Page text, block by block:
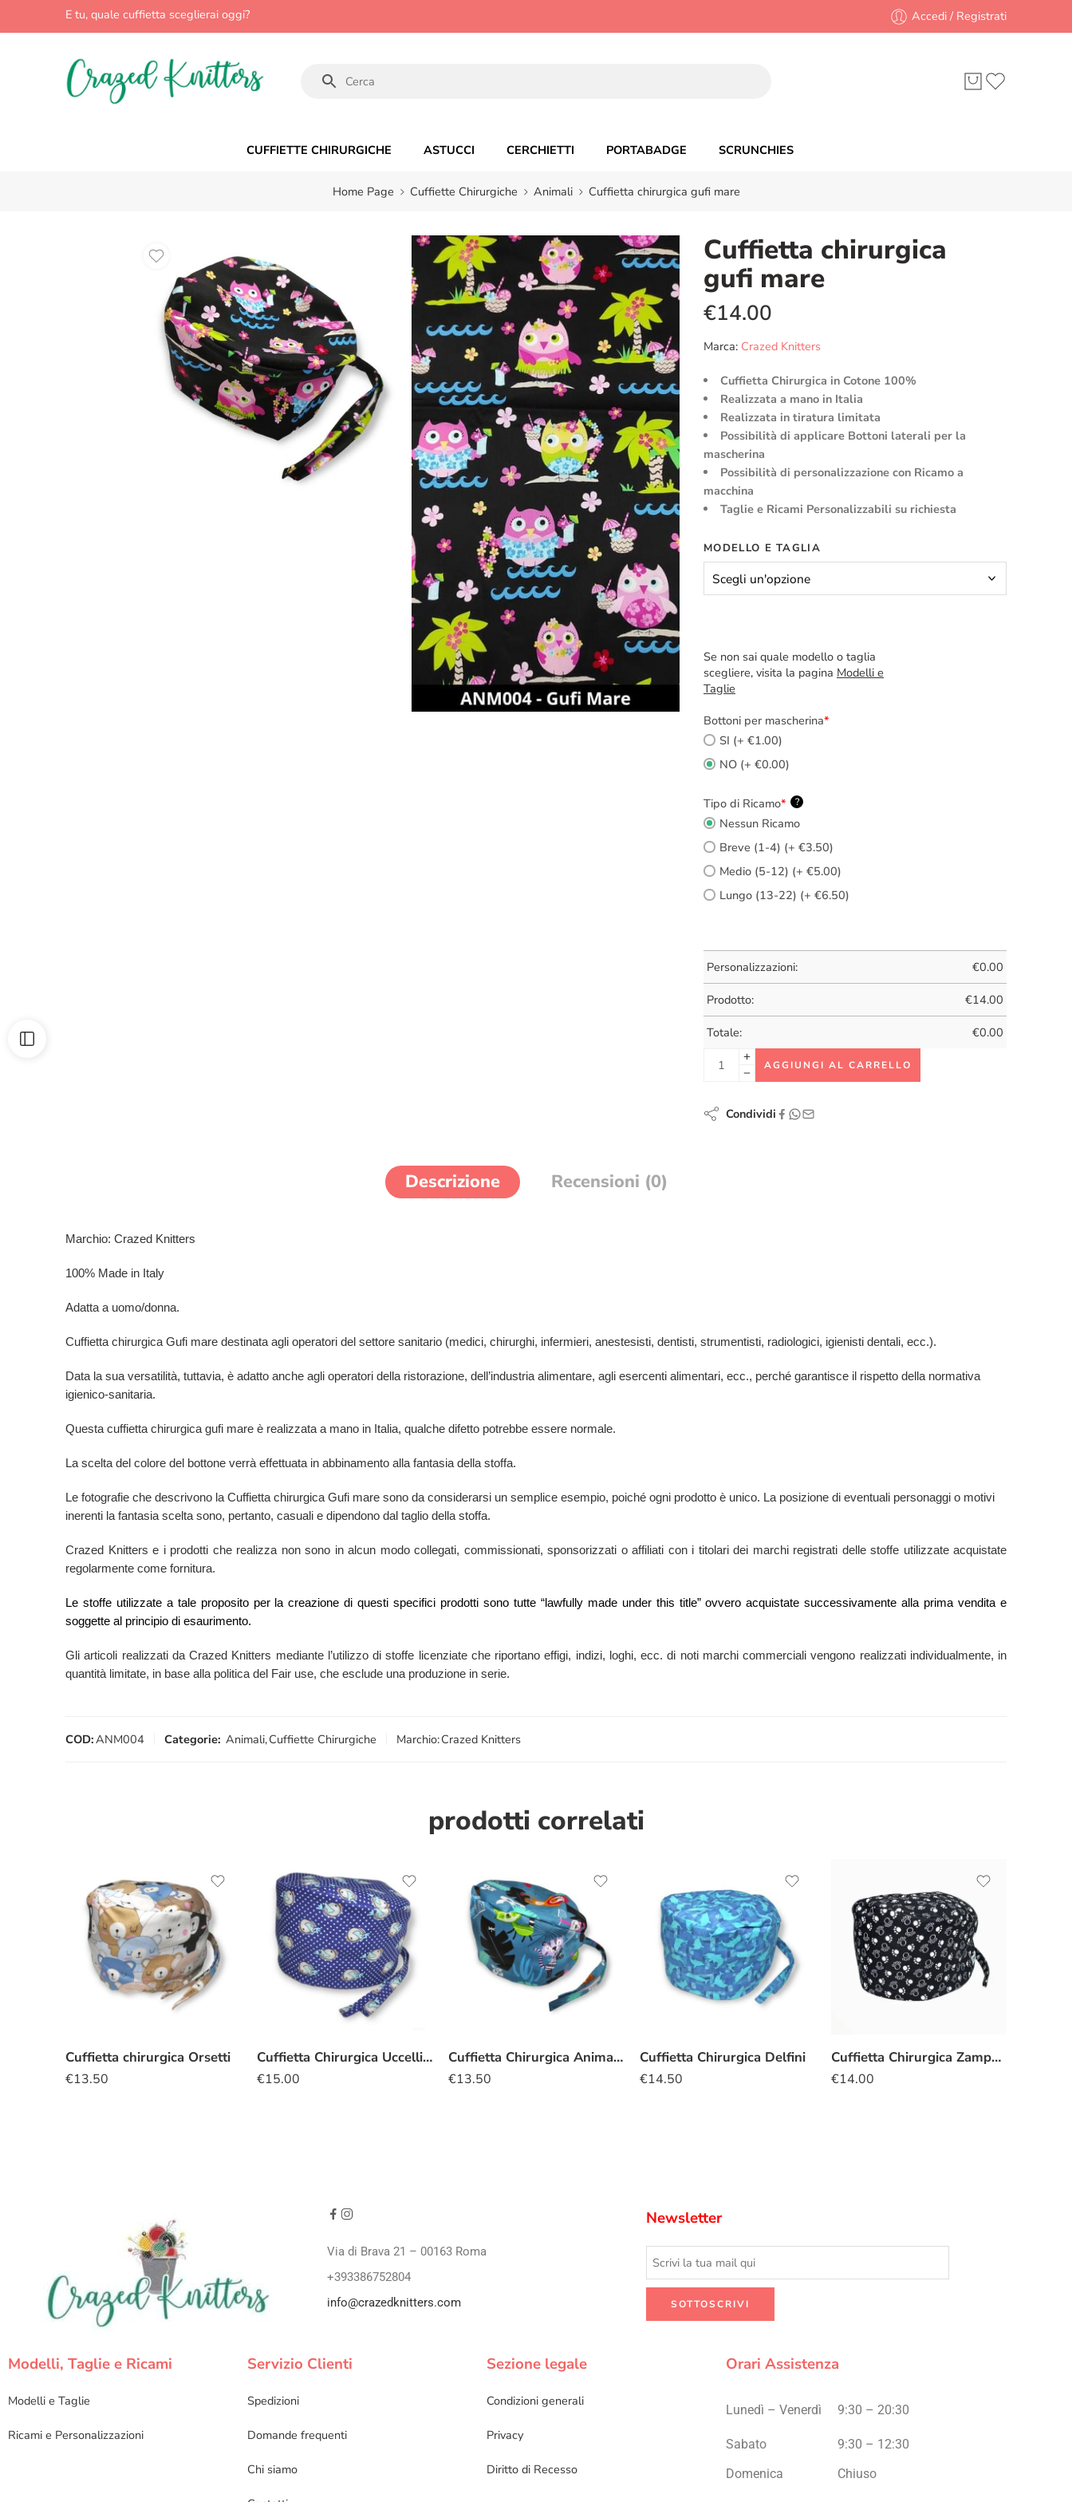
E tu, quale cuffietta sceglierai oggi? Accedi / Registrati
CUFFIETTE CHIRURGICHE ASTUCCI CERCHIETTI PORTABADGE SCRUNCHIES
Home Page Cuffiette Chirurgiche Animali Cuffietta chirurgica gufi mare
Cuffietta chirurgica
gufi mare
€14.00
Marca: Crazed Knitters
Cuffietta Chirurgica in Cotone 100%
Realizzata a mano in Italia
Realizzata in tiratura limitata
Possibilità di applicare Bottoni laterali per la
mascherina
Possibilità di personalizzazione con Ricamo a
macchina
Taglie e Ricami Personalizzabili su richiesta
MODELLO E TAGLIA
Se non sai quale modello o taglia
scegliere, visita la pagina Modelli e
Taglie
Bottoni per mascherina*
SI (+ €1.00)
NO (+ €0.00)
Tipo di Ricamo* ?
Nessun Ricamo
Breve (1-4) (+ €3.50)
Medio (5-12) (+ €5.00)
Lungo (13-22) (+ €6.50)
Personalizzazioni: €0.00
Prodotto: €14.00
Totale: €0.00
AGGIUNGI AL CARRELLO
Condividi
Descrizione Recensioni (0)
Marchio: Crazed Knitters
100% Made in Italy
Adatta a uomo/donna.
Cuffietta chirurgica Gufi mare destinata agli operatori del settore sanitario (medici, chirurghi, infermieri, anestesisti, dentisti, strumentisti, radiologici, igienisti dentali, ecc.).
Data la sua versatilità, tuttavia, è adatto anche agli operatori della ristorazione, dell’industria alimentare, agli esercenti alimentari, ecc., perché garantisce il rispetto della normativa
igienico-sanitaria.
Questa cuffietta chirurgica gufi mare è realizzata a mano in Italia, qualche difetto potrebbe essere normale.
La scelta del colore del bottone verrà effettuata in abbinamento alla fantasia della stoffa.
Le fotografie che descrivono la Cuffietta chirurgica Gufi mare sono da considerarsi un semplice esempio, poiché ogni prodotto è unico. La posizione di eventuali personaggi o motivi
inerenti la fantasia scelta sono, pertanto, casuali e dipendono dal taglio della stoffa.
Crazed Knitters e i prodotti che realizza non sono in alcun modo collegati, commissionati, sponsorizzati o affiliati con i titolari dei marchi registrati delle stoffe utilizzate acquistate
regolarmente come fornitura.
Le stoffe utilizzate a tale proposito per la creazione di questi specifici prodotti sono tutte “lawfully made under this title” ovvero acquistate successivamente alla prima vendita e
soggette al principio di esaurimento.
Gli articoli realizzati da Crazed Knitters mediante l’utilizzo di stoffe licenziate che riportano effigi, indizi, loghi, ecc. di noti marchi commerciali vengono realizzati individualmente, in
quantità limitate, in base alla politica del Fair use, che esclude una produzione in serie.
COD:ANM004 Categorie: Animali,Cuffiette Chirurgiche Marchio:Crazed Knitters
prodotti correlati
Cuffietta chirurgica Orsetti
€13.50
Cuffietta Chirurgica Uccellini
€15.00
Cuffietta Chirurgica Animali della giungla
€13.50
Cuffietta Chirurgica Delfini
€14.50
Cuffietta Chirurgica Zampette gatto
€14.00
Via di Brava 21 – 00163 Roma
+393386752804
info@crazedknitters.com
Newsletter
Modelli, Taglie e Ricami
Modelli e Taglie
Ricami e Personalizzazioni
Servizio Clienti
Spedizioni
Domande frequenti
Chi siamo
Sezione legale
Condizioni generali
Privacy
Diritto di Recesso
Orari Assistenza
Lunedì – Venerdì 9:30 – 20:30
Sabato 9:30 – 12:30
Domenica Chiuso